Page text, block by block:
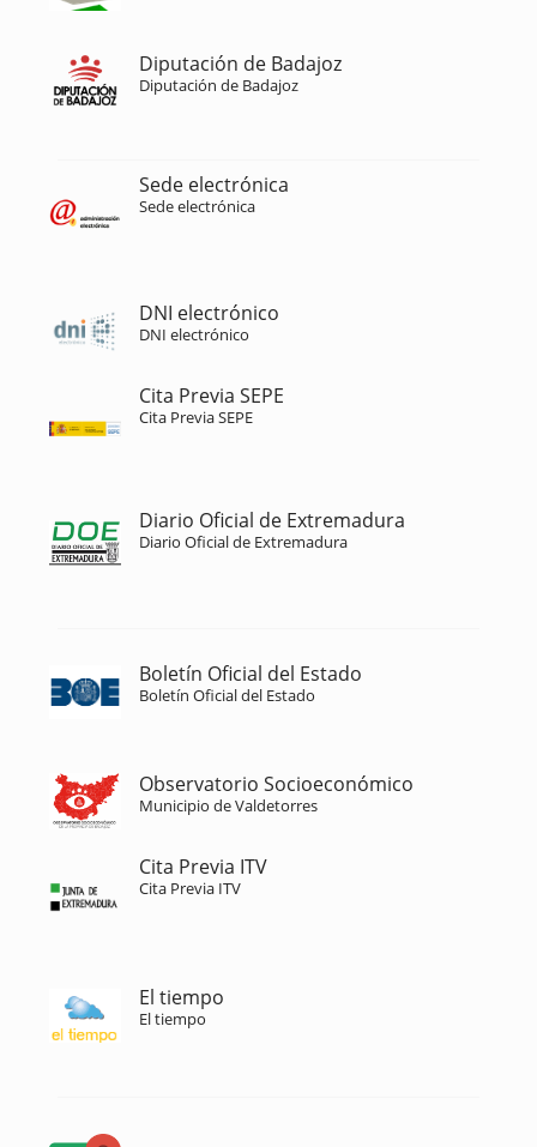
Diputación de Badajoz
Diputación de Badajoz
Sede electrónica
Sede electrónica
DNI electrónico
DNI electrónico
Cita Previa SEPE
Cita Previa SEPE
Diario Oficial de Extremadura
Diario Oficial de Extremadura
Boletín Oficial del Estado
Boletín Oficial del Estado
Observatorio Socioeconómico
Municipio de Valdetorres
Cita Previa ITV
Cita Previa ITV
El tiempo
El tiempo